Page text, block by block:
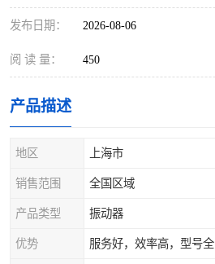
发布日期： 2026-08-06
阅 读 量： 450
产品描述
地区 上海市
销售范围 全国区域
产品类型 振动器
优势 服务好，效率高，型号全